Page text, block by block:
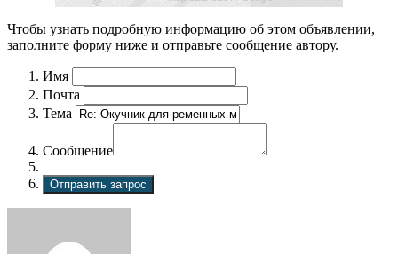
Чтобы узнать подробную информацию об этом объявлении,
заполните форму ниже и отправьте сообщение автору.
Имя
Почта
Тема
Сообщение